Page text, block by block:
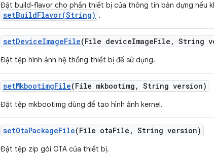
Đặt build-flavor cho phần thiết bị của thông tin bản dựng nếu
setBuildFlavor(String) .
setDeviceImageFile(File deviceImageFile , String
Đặt tệp hình ảnh hệ thống thiết bị để sử dụng.
setMkbootimgFile(File mkbootimg , String version)
Đặt tệp mkbootimg dùng để tạo hình ảnh kernel.
setOtaPackageFile(File otaFile , String version)
Đặt tệp zip gói OTA của thiết bị.